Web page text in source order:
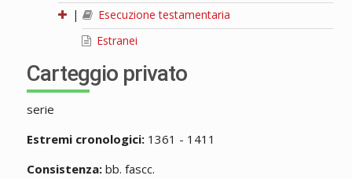
|
Esecuzione testamentaria
Estranei
Carteggio privato
serie
Estremi cronologici:1361 - 1411
Consistenza:bb. fascc.